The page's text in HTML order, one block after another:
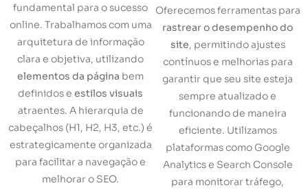
fundamental para o sucesso
online. Trabalhamos com uma
arquitetura de informação
clara e objetiva, utilizando
elementos da página bem
definidos e estilos visuais
atraentes. A hierarquia de
cabeçalhos (H1, H2, H3, etc.) é
estrategicamente organizada
para facilitar a navegação e
melhorar o SEO.
Oferecemos ferramentas para
rastrear o desempenho do
site, permitindo ajustes
contínuos e melhorias para
garantir que seu site esteja
sempre atualizado e
funcionando de maneira
eficiente. Utilizamos
plataformas como Google
Analytics e Search Console
para monitorar tráfego,